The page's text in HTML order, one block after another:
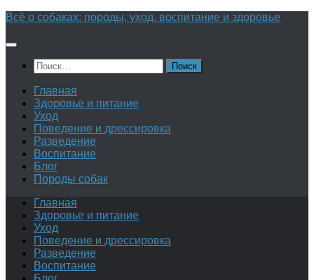
Перейти
содержимому
Всё о собаках: породы, уход, воспитание и здоровье
Найти:
Главная
Здоровье и питание
Уход
Поведение и дрессировка
Разведение
Воспитание
Блог
Породы собак
Главная
Здоровье и питание
Уход
Поведение и дрессировка
Разведение
Воспитание